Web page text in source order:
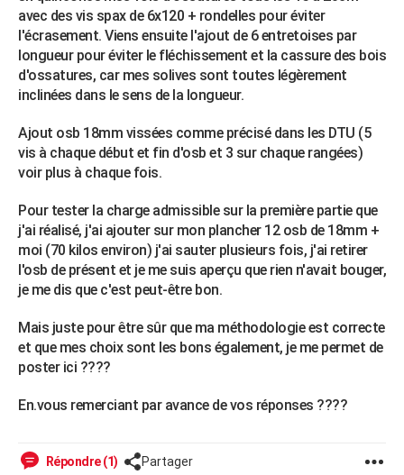
Dictionnaire
Biographies
Citations
Expressions
Proverbes
PROGRAMME TV
COPAINS D'AVANT
S'inscrire
Se connecter
Lycées
Collèges
Primaires
Universités
Entreprises
Service militaire
Avis de recherche
AVIS DE DÉCÈS
FORUM
Bricolage
Lifestyle
Culture
Sport
Auto
Television
Voyage
Cinema
avec des vis spax de 6x120 + rondelles pour éviter
l'écrasement. Viens ensuite l'ajout de 6 entretoises par
longueur pour éviter le fléchissement et la cassure des bois
d'ossatures, car mes solives sont toutes légèrement
inclinées dans le sens de la longueur.
Ajout osb 18mm vissées comme précisé dans les DTU (5
vis à chaque début et fin d'osb et 3 sur chaque rangées)
voir plus à chaque fois.
Pour tester la charge admissible sur la première partie que
j'ai réalisé, j'ai ajouter sur mon plancher 12 osb de 18mm +
moi (70 kilos environ) j'ai sauter plusieurs fois, j'ai retirer
l'osb de présent et je me suis aperçu que rien n'avait bouger,
je me dis que c'est peut-être bon.
Mais juste pour être sûr que ma méthodologie est correcte
et que mes choix sont les bons également, je me permet de
poster ici ????
En.vous remerciant par avance de vos réponses ????
Répondre (1) Partager